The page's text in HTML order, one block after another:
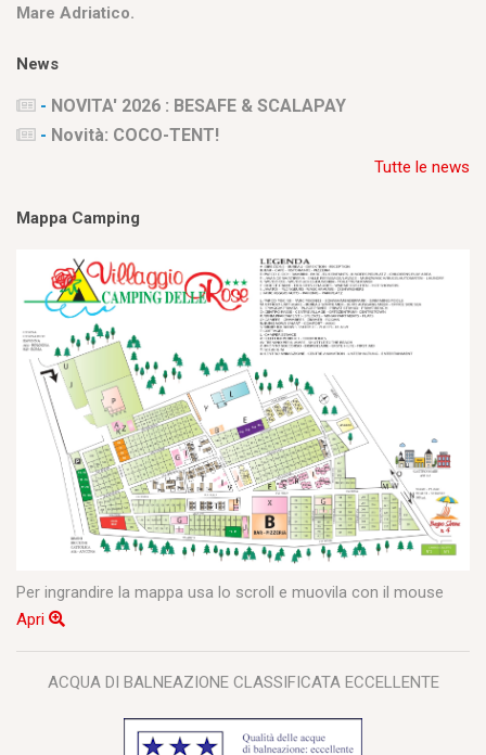
Mare Adriatico.
News
- NOVITA' 2026 : BESAFE & SCALAPAY
- Novità: COCO-TENT!
Tutte le news
Mappa Camping
Per ingrandire la mappa usa lo scroll e muovila con il mouse
Apri
ACQUA DI BALNEAZIONE CLASSIFICATA ECCELLENTE